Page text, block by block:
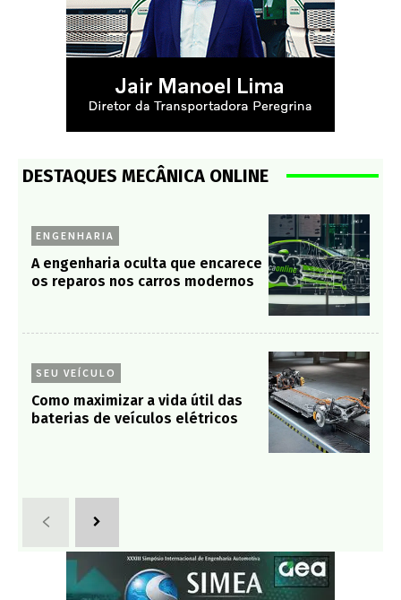
DESTAQUES MECÂNICA ONLINE
ENGENHARIA
A engenharia oculta que encarece
os reparos nos carros modernos
SEU VEÍCULO
Como maximizar a vida útil das
baterias de veículos elétricos